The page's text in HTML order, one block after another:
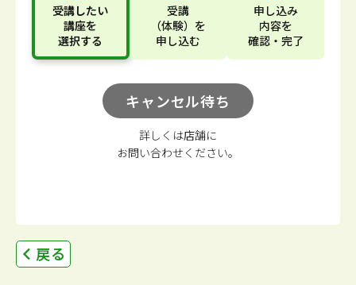
受講したい
講座を
選択する
受講
（体験） を
申し込む
申し込み
内容を
確認・完了
キャンセル待ち
詳しくは店舗に
お問い合わせください。
戻る